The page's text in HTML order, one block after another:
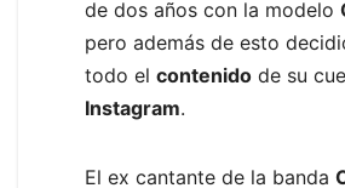
de dos años con la modelo
pero además de esto
todo el contenido de su
Instagram.
El ex cantante de la banda